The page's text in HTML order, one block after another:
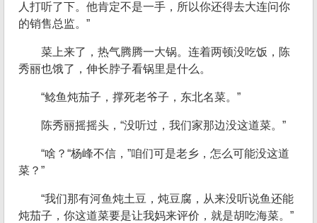
人打听了下。他肯定不是一手，所以你还得去大连问你
的销售总监。”
菜上来了，热气腾腾一大锅。连着两顿没吃饭，陈
秀丽也饿了，伸长脖子看锅里是什么。
“鲶鱼炖茄子，撑死老爷子，东北名菜。”
陈秀丽摇摇头，“没听过，我们家那边没这道菜。”
“啥？“杨峰不信，”咱们可是老乡，怎么可能没这道
菜？”
“我们那有河鱼炖土豆，炖豆腐，从来没听说鱼还能
炖茄子，你这道菜要是让我妈来评价，就是胡吃海菜。”